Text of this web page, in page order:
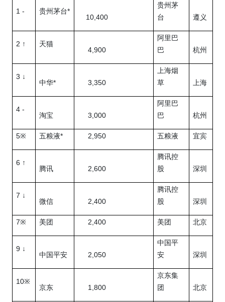
1 - 贵州茅台*
10,400
贵州茅
台
遵义
2 ↑ 天猫
4,900
阿里巴
巴
杭州
3 ↓
中华* 3,350
上海烟
草
上海
4 -
淘宝 3,000
阿里巴
巴
杭州
5※ 五粮液* 2,950 五粮液 宜宾
6 ↑
腾讯 2,600
腾讯控
股
深圳
7 ↓
微信 2,400
腾讯控
股
深圳
7※ 美团 2,400 美团 北京
9 ↓
中国平安 2,050
中国平
安
深圳
10※
京东
1,800
京东集
团
北京